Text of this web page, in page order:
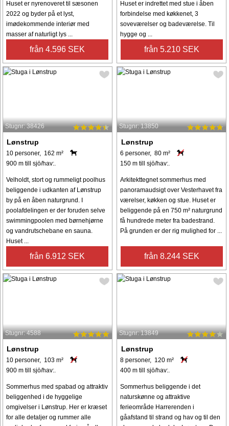
Huset er nyrenoveret til sæsonen
2022 og byder på et lyst,
imødekommende interiør med
masser af naturligt lys ...
från 4.596 SEK
Huset er indrettet med stue i åben
forbindelse med køkkenet, 3
soveværelser og badeværelse. Til
hygge og ...
från 5.210 SEK
Stugnr: 38426
Lønstrup
10 personer, 162 m²
900 m till sjö/hav:.
Velholdt, stort og rummeligt poolhus
beliggende i udkanten af Lønstrup
by på en åben naturgrund. I
poolafdelingen er der foruden selve
swimmingpoolen med børnehjørne
og vandrutschebane en sauna.
Huset ...
från 6.912 SEK
Stugnr: 13850
Lønstrup
6 personer, 80 m²
150 m till sjö/hav:.
Arkitekttegnet sommerhus med
panoramaudsigt over Vesterhavet fra
værelser, køkken og stue. Huset er
beliggende på en 750 m² naturgrund
få hundrede meter fra badestrand.
På grunden er der rig mulighed for ...
från 8.244 SEK
Stugnr: 4588
Lønstrup
10 personer, 103 m²
900 m till sjö/hav:.
Sommerhus med spabad og attraktiv
beliggenhed i de hyggelige
omgivelser i Lønstrup. Her er kræset
for alle detaljer og rummer alle
Stugnr: 13849
Lønstrup
8 personer, 120 m²
400 m till sjö/hav:.
Sommerhus beliggende i det
naturskønne og attraktive
ferieområde Harrerenden i
gåafstand til strand og hav og til den